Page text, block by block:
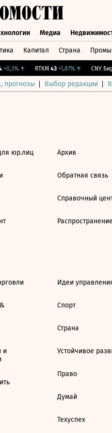
Медиа
Капитал Страна
↑ RTKM 43 +1,87%↑ CNY
прогнозы Выбор редакции
юр.лиц Архив
Обратная связь
Справочный
Распространение
и
Идеи
Спорт
Страна
Устойчивое
Право
Думай
Техуспех